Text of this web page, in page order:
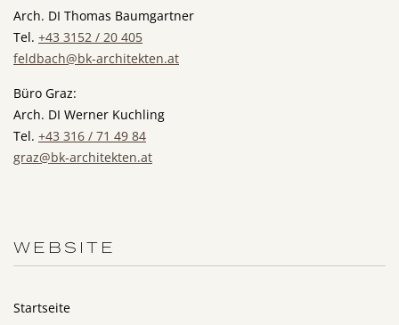
Arch. DI Thomas Baumgartner
Tel. +43 3152 / 20 405
feldbach@bk-architekten.at
Büro Graz:
Arch. DI Werner Kuchling
Tel. +43 316 / 71 49 84
graz@bk-architekten.at
WEBSITE
Startseite